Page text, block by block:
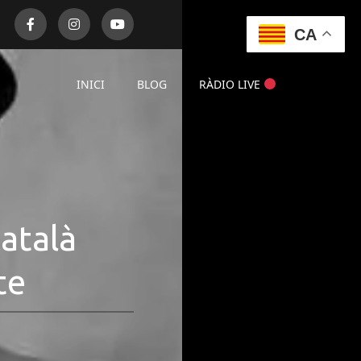
INICI BLOG RÀDIO LIVE
CA